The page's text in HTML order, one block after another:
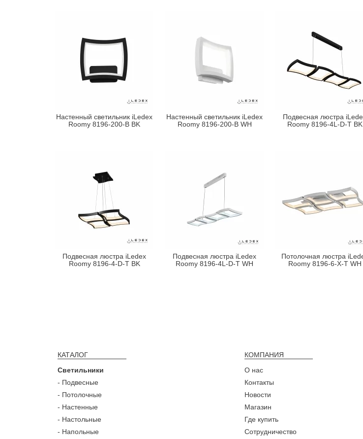
Настенный светильник iLedex
Roomy 8196-200-B BK
Настенный светильник iLedex
Roomy 8196-200-B WH
Подвесная люстра
Roomy 8196-4L-D-T BK
Подвесная люстра iLedex
Roomy 8196-4-D-T BK
Подвесная люстра iLedex
Roomy 8196-4L-D-T WH
Потолочная люстра
Roomy 8196-6-X-T WH
КАТАЛОГ
Светильники
- Подвесные
- Потолочные
- Настенные
- Настольные
- Напольные
КОМПАНИЯ
О нас
Контакты
Новости
Магазин
Где купить
Сотрудничество